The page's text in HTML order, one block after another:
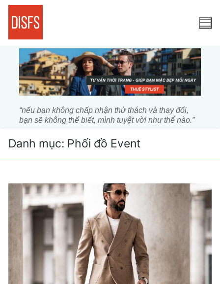
Chuyển
đến
dung
“nếu bạn không chấp nhận thử thách và thay đổi,
bạn sẽ không thể biết, mình tuyệt vời như thế nào.”
Danh mục: Phối đồ Event